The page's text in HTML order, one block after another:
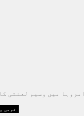
امروہا میں وسیم لعنتی
قومی